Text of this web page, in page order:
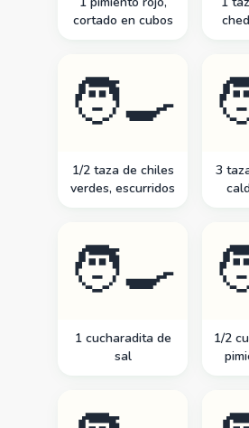
cortado en cubos
🧑‍🍳
1/2 taza de chiles
verdes, escurridos
3
🧑‍🍳
1 cucharadita de
sal
1/2